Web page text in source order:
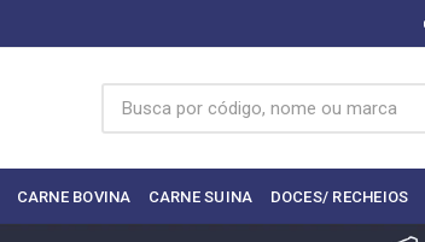
CARNE BOVINA CARNE SUINA DOCES/ RECHEIOS